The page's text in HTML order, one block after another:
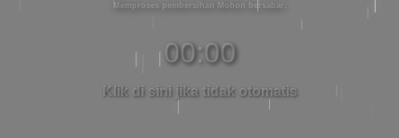
Memproses pembersihan Mohon bersabar
00:00
Klik di sini jika tidak otomatis